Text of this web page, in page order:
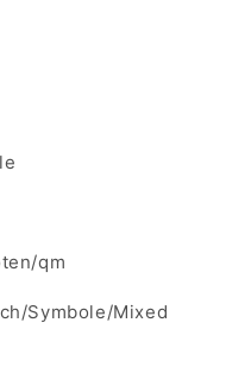
qm
Symbole/Mixed